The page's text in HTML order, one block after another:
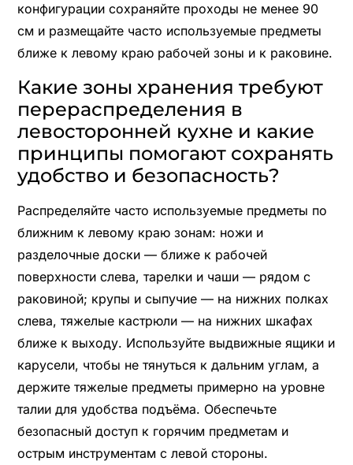
конфигурации сохраняйте проходы не менее 90
см и размещайте часто используемые предметы
ближе к левому краю рабочей зоны и к раковине.
Какие зоны хранения требуют
перераспределения в
левосторонней кухне и какие
принципы помогают сохранять
удобство и безопасность?
Распределяйте часто используемые предметы по
ближним к левому краю зонам: ножи и
разделочные доски — ближе к рабочей
поверхности слева, тарелки и чаши — рядом с
раковиной; крупы и сыпучие — на нижних полках
слева, тяжелые кастрюли — на нижних шкафах
ближе к выходу. Используйте выдвижные ящики и
карусели, чтобы не тянуться к дальним углам, а
держите тяжелые предметы примерно на уровне
талии для удобства подъёма. Обеспечьте
безопасный доступ к горячим предметам и
острым инструментам с левой стороны.